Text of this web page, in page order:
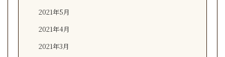
2021年5月
2021年4月
2021年3月